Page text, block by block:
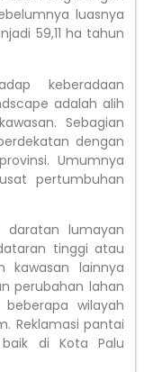
luasnya
59,11 ha tahun
keberadaan
adalah alih
Sebagian
dengan
Umumnya
pertumbuhan
daratan lumayan
tinggi atau
kawasan lainnya
perubahan lahan
wilayah
Reklamasi pantai
di Kota Palu